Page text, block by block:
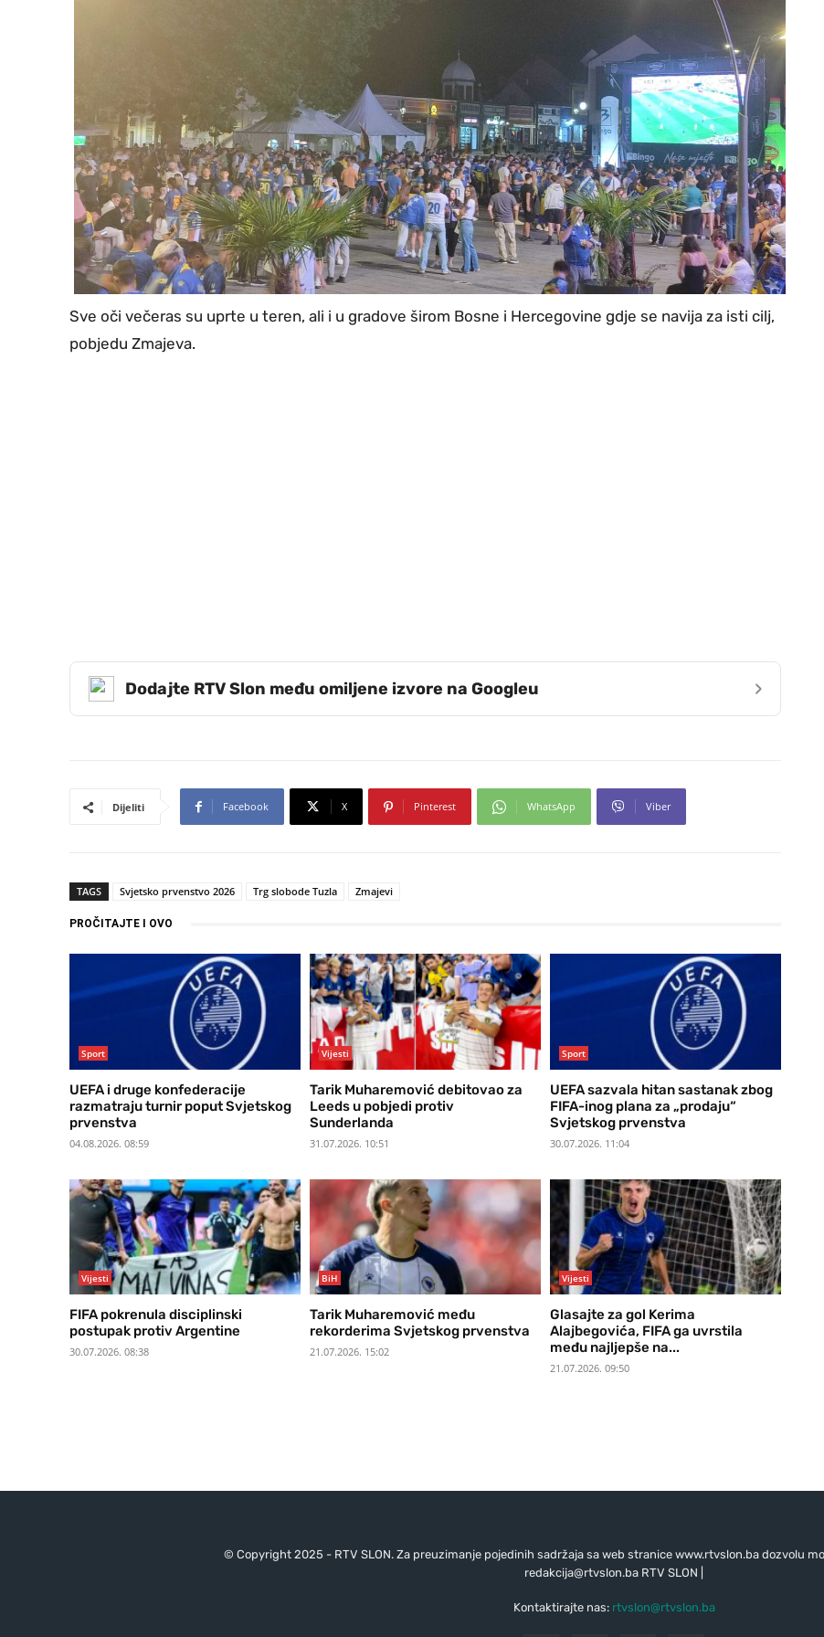
Sve oči večeras su uprte u teren, ali i u gradove širom Bosne i Hercegovine gdje se navija za isti cilj,
pobjedu Zmajeva.
Dodajte RTV Slon među omiljene izvore na Googleu ›
Dijeliti Facebook X Pinterest WhatsApp Viber
TAGS Svjetsko prvenstvo 2026 Trg slobode Tuzla Zmajevi
PROČITAJTE I OVO
Sport
UEFA i druge konfederacije
razmatraju turnir poput Svjetskog
prvenstva
04.08.2026. 08:59
Vijesti
Tarik Muharemović debitovao za
Leeds u pobjedi protiv
Sunderlanda
31.07.2026. 10:51
Sport
UEFA sazvala hitan sastanak zbog
FIFA-inog plana za „prodaju“
Svjetskog prvenstva
30.07.2026. 11:04
Vijesti
FIFA pokrenula disciplinski
postupak protiv Argentine
30.07.2026. 08:38
BiH
Tarik Muharemović među
rekorderima Svjetskog prvenstva
21.07.2026. 15:02
Vijesti
Glasajte za gol Kerima
Alajbegovića, FIFA ga uvrstila
među najljepše na...
21.07.2026. 09:50
© Copyright 2025 - RTV SLON. Za preuzimanje pojedinih sadržaja sa web stranice www.rtvslon.ba dozvolu
redakcija@rtvslon.baRTV SLON |
Kontaktirajte nas: rtvslon@rtvslon.ba